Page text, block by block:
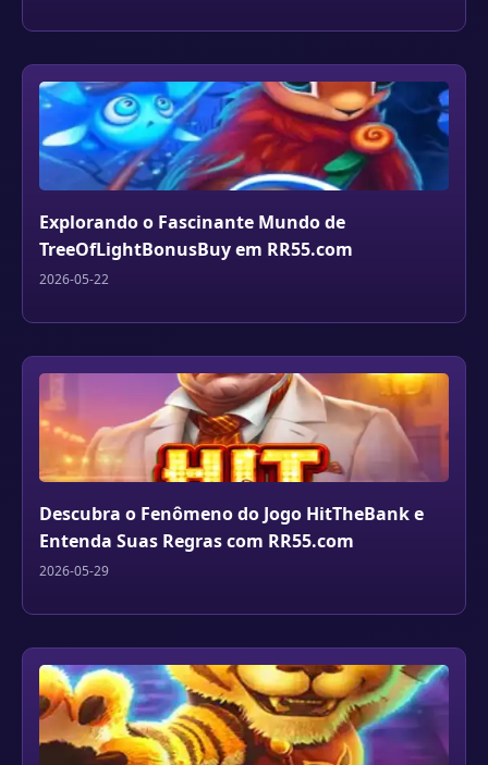
Explorando o Fascinante Mundo de
TreeOfLightBonusBuy em RR55.com
2026-05-22
Descubra o Fenômeno do Jogo HitTheBank e
Entenda Suas Regras com RR55.com
2026-05-29